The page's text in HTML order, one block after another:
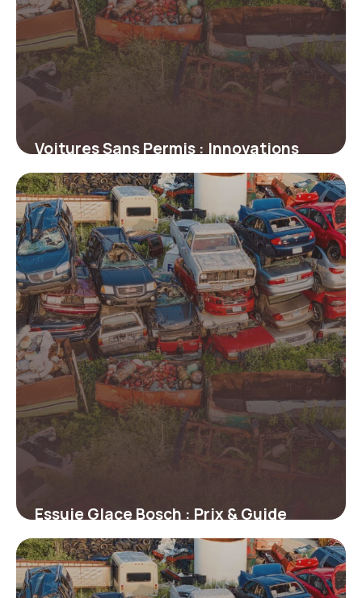
Voitures Sans Permis : Innovations
Prix 2026
14 juin 2026
Essuie Glace Bosch : Prix & Guide
Achat
12 juin 2026